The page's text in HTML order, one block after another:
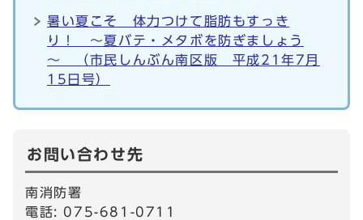
暑い夏こそ 体力つけて脂肪もすっき
り！ ～夏バテ・メタボを防ぎましょう
～ （市民しんぶん南区版 平成21年7月
15日号）
お問い合わせ先
南消防署
電話: 075-681-0711